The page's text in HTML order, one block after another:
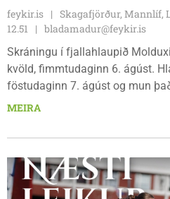
feykir.is Skagafjörður, Mannlíf,
12.51
bladamadur@feykir.is
Skráningu í fjallahlaupið
kvöld, fimmtudaginn 6. ágúst.
föstudaginn 7. ágúst og mun
keppendur sem ætla sér 20 km
fjölbrautaskólans en þar er líka
styðja hlauparana áfram.
MEIRA